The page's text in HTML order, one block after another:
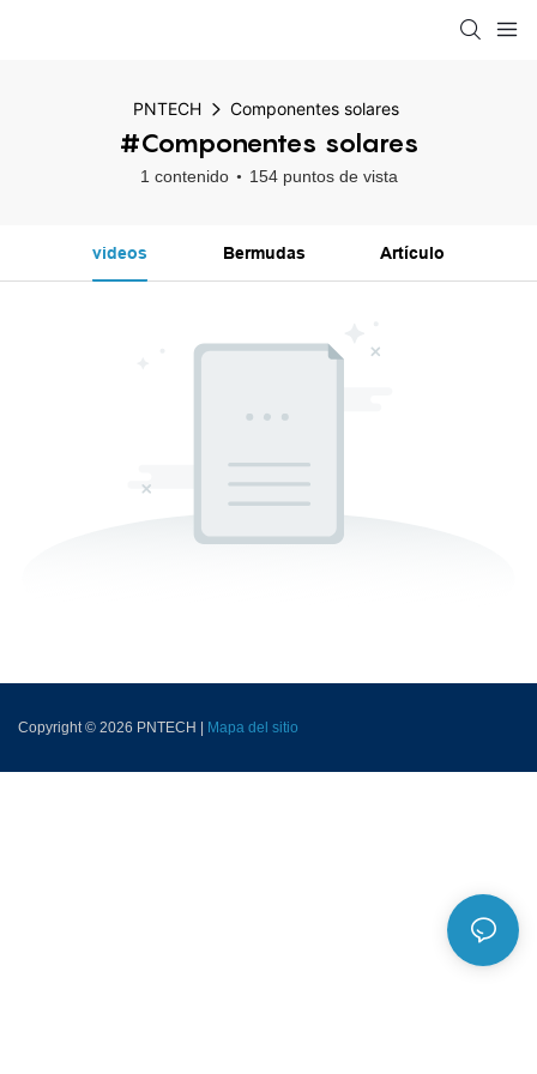
PNTECH Componentes solares
#Componentes solares
1 contenido 154 puntos de vista
videos Bermudas Artículo
Copyright © 2026 PNTECH | Mapa del sitio